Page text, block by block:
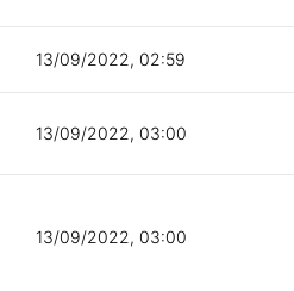
13/09/2022, 02:59
13/09/2022, 03:00
13/09/2022, 03:00